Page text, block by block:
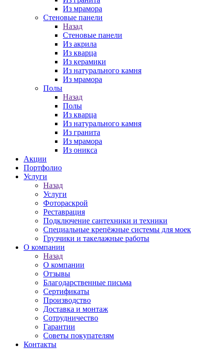
Из мрамора
Стеновые панели
Назад
Стеновые панели
Из акрила
Из кварца
Из керамики
Из натурального камня
Из мрамора
Полы
Назад
Полы
Из кварца
Из натурального камня
Из гранита
Из мрамора
Из оникса
Акции
Портфолио
Услуги
Назад
Услуги
Фотораскрой
Реставрация
Подключение сантехники и техники
Специальные крепёжные системы для моек
Грузчики и такелажные работы
О компании
Назад
О компании
Отзывы
Благодарственные письма
Сертификаты
Производство
Доставка и монтаж
Сотрудничество
Гарантии
Советы покупателям
Контакты